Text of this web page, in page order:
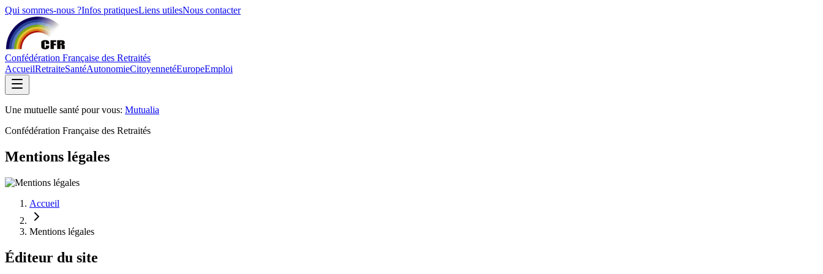
Qui sommes-nous ?Infos pratiquesLiens utilesNous contacter
Confédération Française des Retraités
AccueilRetraiteSantéAutonomieCitoyennetéEuropeEmploi
Une mutuelle santé pour vous: Mutualia
Confédération Française des Retraités
Mentions légales
Accueil
Mentions légales
Éditeur du site